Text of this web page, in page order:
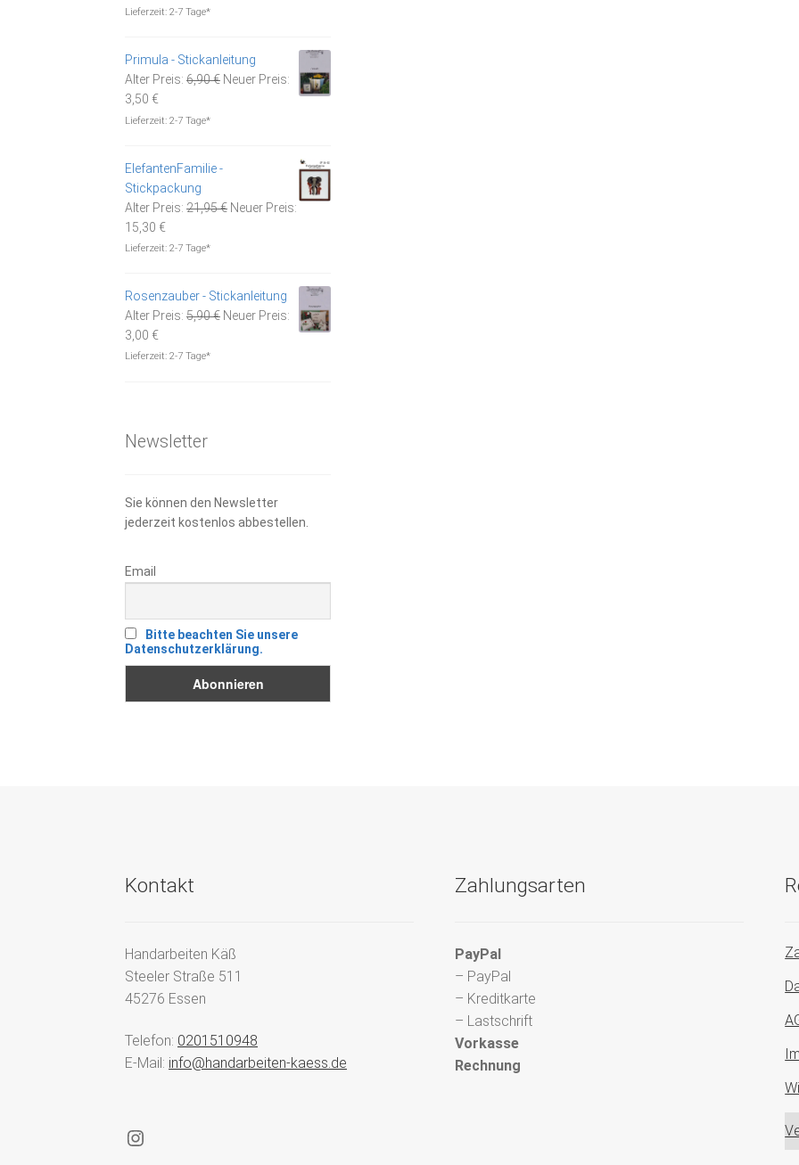
Preis
Lieferzeit:2-7 Tage*
Primula - Stickanleitung
Alter Preis: 6,90€ Ursprünglicher
Neuer Preis:
3,50 €Aktueller
Preis
Lieferzeit:2-7 Tage*
ElefantenFamilie -
Stickpackung
Alter Preis: 21,95€ Ursprünglicher
Neuer Preis:
15,30 €Aktueller
Preis
Lieferzeit:2-7 Tage*
Rosenzauber - Stickanleitung
Alter Preis: 5,90€ Ursprünglicher
Neuer Preis:
3,00 €Aktueller
Preis
Lieferzeit:2-7 Tage*
Newsletter
Sie können den Newsletter
jederzeit kostenlos abbestellen.
Email
Bitte beachten Sie unsere
Datenschutzerklärung.
Kontakt
Handarbeiten Käß
Steeler Straße 511
45276 Essen
Telefon: 0201510948
E-Mail: info@handarbeiten-kaess.de
Instagram
Zahlungsarten
PayPal
– PayPal
– Kreditkarte
– Lastschrift
Vorkasse
Rechnung